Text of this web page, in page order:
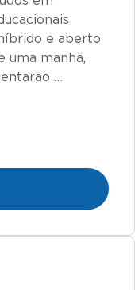
e aberto
uma manhã,
…